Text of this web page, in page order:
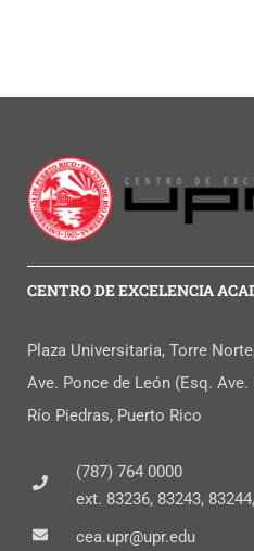
CENTRO DE EXCELENCIA
Plaza Universitaria, Torre
Ave. Ponce de León (Esq. Ave.
Río Piedras, Puerto Rico
(787) 764 0000
ext. 83236, 83243,
cea.upr@upr.edu